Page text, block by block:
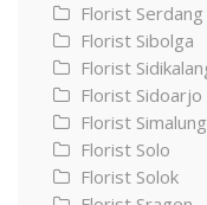
Florist
Florist Sibolga
Florist
Florist Sidoarjo
Florist
Florist Solo
Florist Solok